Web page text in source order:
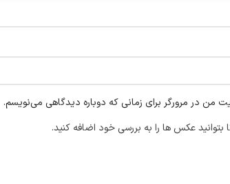
من در مرورگر برای زمانی که دوباره دیدگاهی می‌نویسم.
عکس ها را به بررسی خود اضافه کنید.